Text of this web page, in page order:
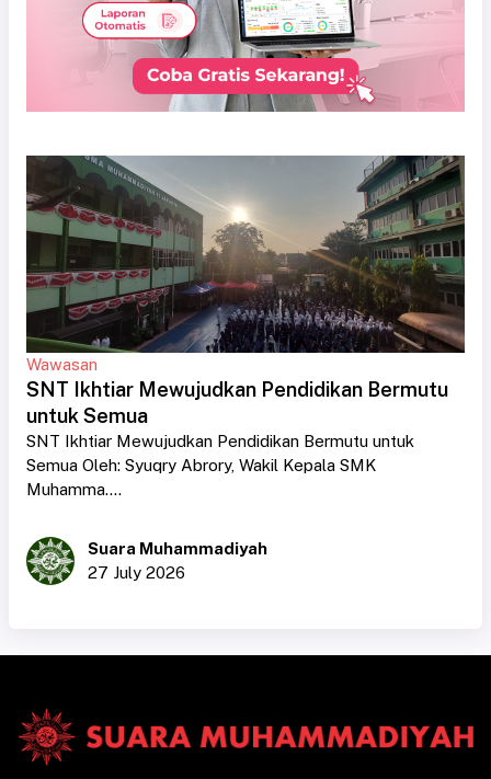
Wawasan
SNT Ikhtiar Mewujudkan Pendidikan Bermutu
untuk Semua
SNT Ikhtiar Mewujudkan Pendidikan Bermutu untuk
Semua Oleh: Syuqry Abrory, Wakil Kepala SMK
Muhamma....
Suara Muhammadiyah
27 July 2026